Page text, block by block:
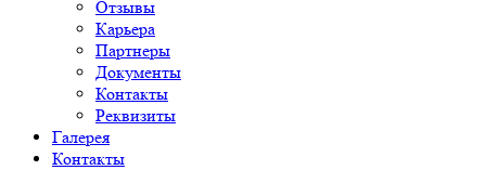
Отзывы
Карьера
Партнеры
Документы
Контакты
Реквизиты
Галерея
Контакты